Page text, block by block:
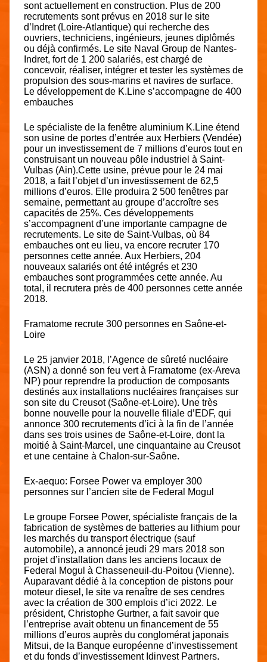
sont actuellement en construction. Plus de 200
recrutements sont prévus en 2018 sur le site
d’Indret (Loire-Atlantique) qui recherche des
ouvriers, techniciens, ingénieurs, jeunes diplômés
ou déjà confirmés. Le site Naval Group de Nantes-
Indret, fort de 1 200 salariés, est chargé de
concevoir, réaliser, intégrer et tester les systèmes de
propulsion des sous-marins et navires de surface.
Le développement de K.Line s’accompagne de 400
embauches
Le spécialiste de la fenêtre aluminium K.Line étend
son usine de portes d’entrée aux Herbiers (Vendée)
pour un investissement de 7 millions d’euros tout en
construisant un nouveau pôle industriel à Saint-
Vulbas (Ain).Cette usine, prévue pour le 24 mai
2018, a fait l’objet d’un investissement de 62,5
millions d’euros. Elle produira 2 500 fenêtres par
semaine, permettant au groupe d’accroître ses
capacités de 25%. Ces développements
s’accompagnent d’une importante campagne de
recrutements. Le site de Saint-Vulbas, où 84
embauches ont eu lieu, va encore recruter 170
personnes cette année. Aux Herbiers, 204
nouveaux salariés ont été intégrés et 230
embauches sont programmées cette année. Au
total, il recrutera près de 400 personnes cette année
2018.
Framatome recrute 300 personnes en Saône-et-
Loire
Le 25 janvier 2018, l’Agence de sûreté nucléaire
(ASN) a donné son feu vert à Framatome (ex-Areva
NP) pour reprendre la production de composants
destinés aux installations nucléaires françaises sur
son site du Creusot (Saône-et-Loire). Une très
bonne nouvelle pour la nouvelle filiale d’EDF, qui
annonce 300 recrutements d’ici à la fin de l’année
dans ses trois usines de Saône-et-Loire, dont la
moitié à Saint-Marcel, une cinquantaine au Creusot
et une centaine à Chalon-sur-Saône.
Ex-aequo: Forsee Power va employer 300
personnes sur l’ancien site de Federal Mogul
Le groupe Forsee Power, spécialiste français de la
fabrication de systèmes de batteries au lithium pour
les marchés du transport électrique (sauf
automobile), a annoncé jeudi 29 mars 2018 son
projet d’installation dans les anciens locaux de
Federal Mogul à Chasseneuil-du-Poitou (Vienne).
Auparavant dédié à la conception de pistons pour
moteur diesel, le site va renaître de ses cendres
avec la création de 300 emplois d’ici 2022. Le
président, Christophe Gurtner, a fait savoir que
l’entreprise avait obtenu un financement de 55
millions d’euros auprès du conglomérat japonais
Mitsui, de la Banque européenne d’investissement
et du fonds d’investissement Idinvest Partners.